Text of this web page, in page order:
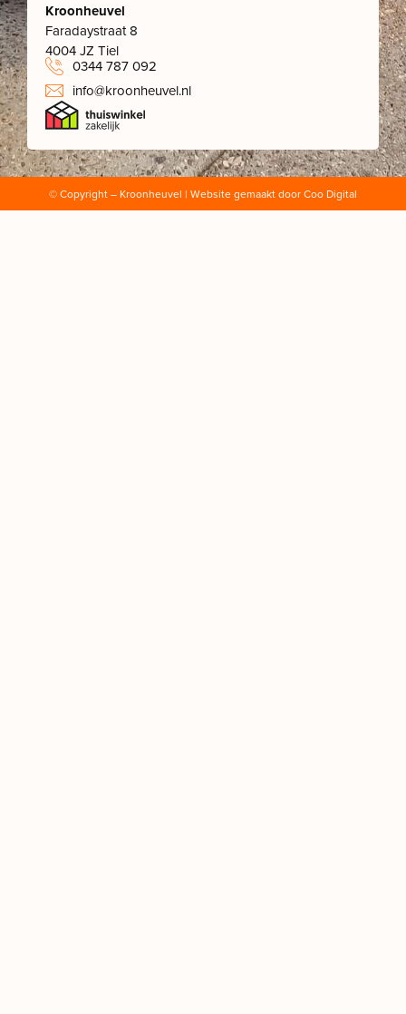
Kroonheuvel
Faradaystraat 8
4004 JZ Tiel
0344 787 092
info@kroonheuvel.nl
© Copyright– Kroonheuvel | Website gemaakt doorCoo Digital